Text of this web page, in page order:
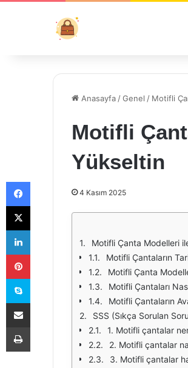
Anasayfa /Genel / Motifli
Motifli
Yükseltin
4 Kasım 2025
Motifli Çanta Modelleri ile
Motifli Çantaların
Motifli Çanta
Motifli Çantaları
Motifli Çantaların
SSS (Sıkça Sorulan
1. Motifli çantalar
2. Motifli çantalar
3. Motifli çantalar
Facebook
X
LinkedIn
Pinterest
Skype
E-Posta ile paylaş